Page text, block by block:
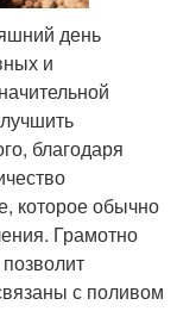
день
и
благодаря
которое обычно
Грамотно
с поливом